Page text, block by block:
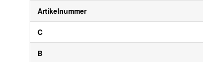
Artikelnummer
C
B